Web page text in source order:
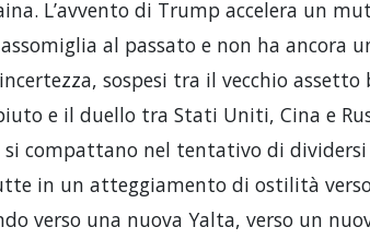
L’avvento di Trump accelera un
al passato e non ha ancora
sospesi tra il vecchio
e il duello tra Stati Uniti, Cina e
compattano nel tentativo di dividersi
in un atteggiamento di ostilità verso
verso una nuova Yalta, verso un